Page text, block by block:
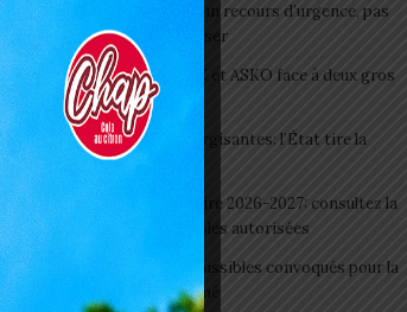
Pilule du lendemain : un recours d’urgence, pas
une habitude à banaliser
Interclubs CAF: ASCK et ASKO face à deux gros
morceaux
Togo/ Boissons énergisantes: l’État tire la
sonnette d’alarme
Togo/ Rentrée scolaire 2026-2027: consultez la
liste officielle des écoles autorisées
ESSAL 2026 : les admissibles convoqués pour la
visite médicale à Lomé